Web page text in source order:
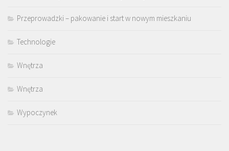
Przeprowadzki – pakowanie i start w nowym mieszkaniu
Technologie
Wnętrza
Wnętrza
Wypoczynek